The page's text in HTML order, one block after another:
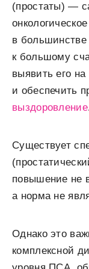
(простаты) —
в
к большому
выявить его
и обеспечить
выздоровление
Существует
повышение не
а норма не
Однако это
комплексной